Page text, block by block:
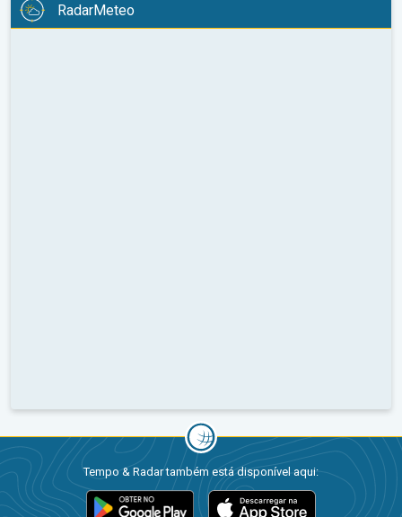
RadarMeteo
Tempo & Radar também está disponível aqui: